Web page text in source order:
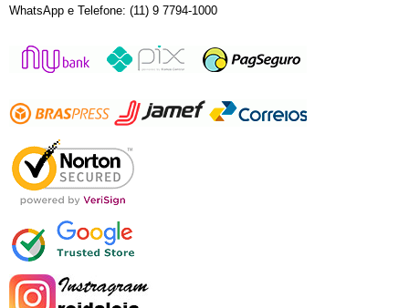
WhatsApp e Telefone: (11) 9 7794-1000